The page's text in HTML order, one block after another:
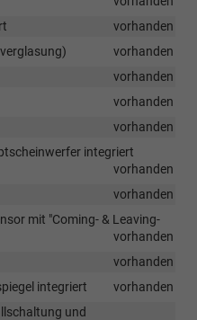
vorhanden
vorhanden
vorhanden
vorhanden
vorhanden
integriert
vorhanden
vorhanden
mit "Coming- & Leaving-
vorhanden
vorhanden
integriert
vorhanden
und